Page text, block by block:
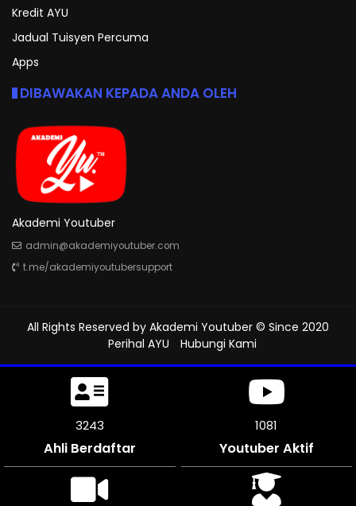
Kredit AYU
Jadual Tuisyen Percuma
Apps
DIBAWAKAN KEPADA ANDA OLEH
Akademi Youtuber
admin@akademiyoutuber.com
t.me/akademiyoutubersupport
All Rights Reserved by Akademi Youtuber © Since 2020
Perihal AYU
Hubungi Kami
3567
Ahli Berdaftar
1188
Youtuber Aktif